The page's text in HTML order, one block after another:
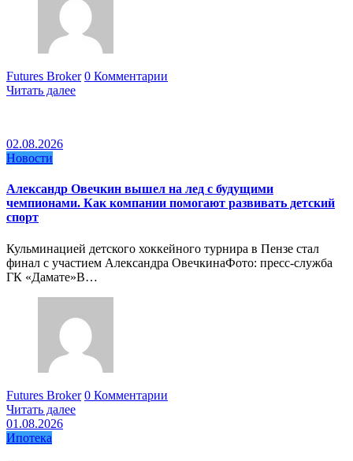
Futures Broker 0 Комментарии
Читать далее
02.08.2026
Новости
Александр Овечкин вышел на лед с будущими
чемпионами. Как компании помогают развивать детский
спорт
Кульминацией детского хоккейного турнира в Пензе стал
финал с участием Александра ОвечкинаФото: пресс-служба
ГК «Дамате»В…
Futures Broker 0 Комментарии
Читать далее
01.08.2026
Ипотека